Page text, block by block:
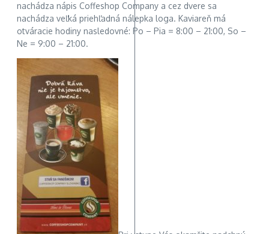
nachádza nápis Coffeshop Company a cez dvere sa
nachádza veľká priehľadná nálepka loga. Kaviareň má
otváracie hodiny nasledovné: Po – Pia = 8:00 – 21:00, So –
Ne = 9:00 – 21:00.